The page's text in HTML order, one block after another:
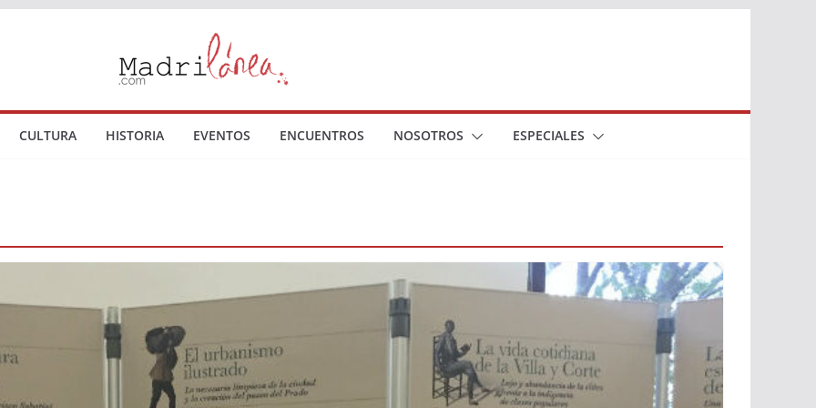
CULTURA HISTORIA EVENTOS ENCUENTROS NOSOTROS ESPECIALES